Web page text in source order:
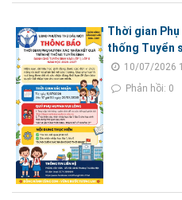
Thời gian
thống Tuyển
10/07/2026
Phản hồi: 0